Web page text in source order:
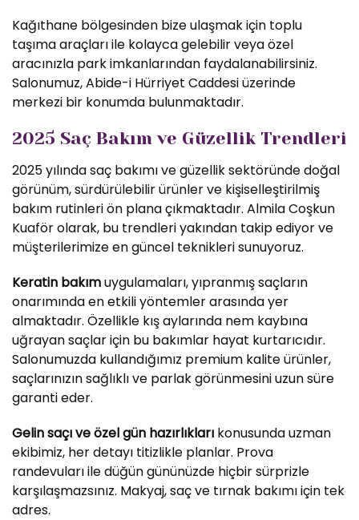
Kağıthane bölgesinden bize ulaşmak için toplu
taşıma araçları ile kolayca gelebilir veya özel
aracınızla park imkanlarından faydalanabilirsiniz.
Salonumuz, Abide-i Hürriyet Caddesi üzerinde
merkezi bir konumda bulunmaktadır.
2025 Saç Bakım ve Güzellik Trendleri
2025 yılında saç bakımı ve güzellik sektöründe doğal
görünüm, sürdürülebilir ürünler ve kişiselleştirilmiş
bakım rutinleri ön plana çıkmaktadır. Almila Coşkun
Kuaför olarak, bu trendleri yakından takip ediyor ve
müşterilerimize en güncel teknikleri sunuyoruz.
Keratin bakımuygulamaları, yıpranmış saçların
onarımında en etkili yöntemler arasında yer
almaktadır. Özellikle kış aylarında nem kaybına
uğrayan saçlar için bu bakımlar hayat kurtarıcıdır.
Salonumuzda kullandığımız premium kalite ürünler,
saçlarınızın sağlıklı ve parlak görünmesini uzun süre
garanti eder.
Gelin saçı ve özel gün hazırlıkları konusunda uzman
ekibimiz, her detayı titizlikle planlar. Prova
randevuları ile düğün gününüzde hiçbir sürprizle
karşılaşmazsınız. Makyaj, saç ve tırnak bakımı için tek
adres.